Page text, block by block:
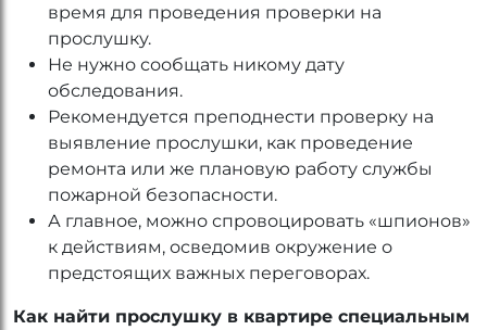
время для проведения проверки на
прослушку.
Не нужно сообщать никому дату
обследования.
Рекомендуется преподнести проверку на
выявление прослушки, как проведение
ремонта или же плановую работу службы
пожарной безопасности.
А главное, можно спровоцировать «шпионов»
к действиям, осведомив окружение о
предстоящих важных переговорах.
Как найти прослушку в квартире специальным